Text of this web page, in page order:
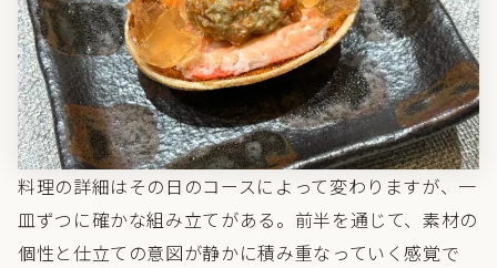
料理の詳細はその日のコースによって変わりますが、一
皿ずつに確かな組み立てがある。前半を通じて、素材の
個性と仕立ての意図が静かに積み重なっていく感覚で